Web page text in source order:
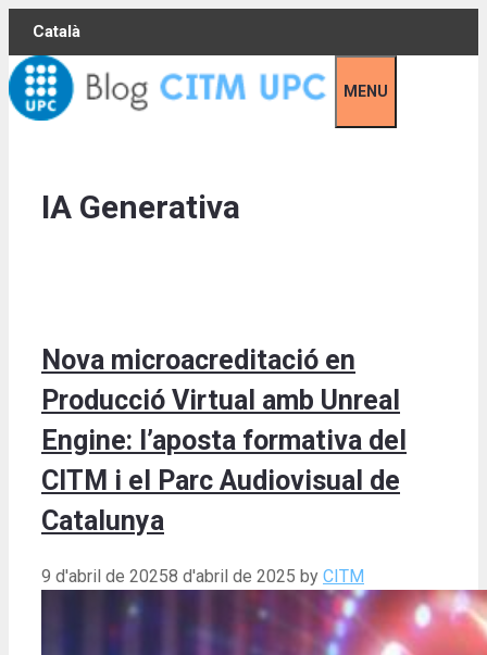
Skip
content
Català
MENU
IA Generativa
Nova microacreditació en
Producció Virtual amb Unreal
Engine: l’aposta formativa del
CITM i el Parc Audiovisual de
Catalunya
9 d'abril de 20258 d'abril de 2025 by CITM